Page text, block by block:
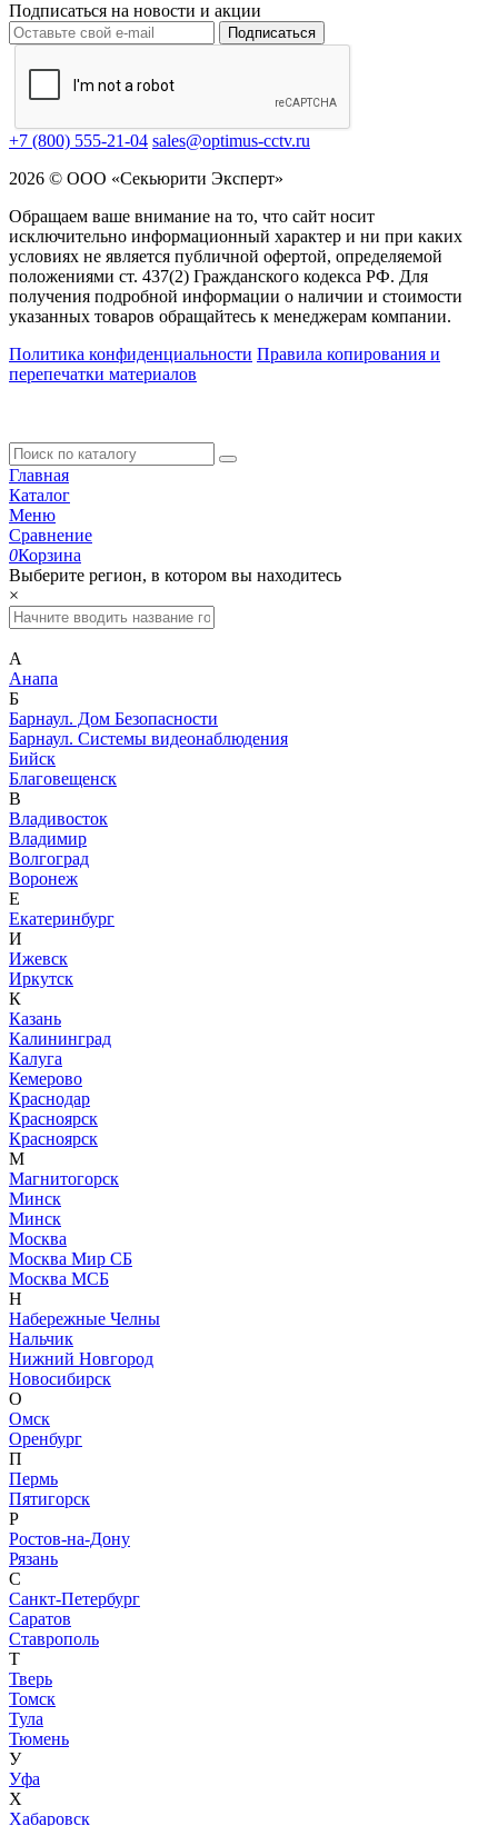
Подписаться на новости и акции
Подписаться
+7 (800) 555-21-04 sales@optimus-cctv.ru
2026 © ООО «Секьюрити Эксперт»
Обращаем ваше внимание на то, что сайт носит
исключительно информационный характер и ни при каких
условиях не является публичной офертой, определяемой
положениями ст. 437(2) Гражданского кодекса РФ. Для
получения подробной информации о наличии и стоимости
указанных товаров обращайтесь к менеджерам компании.
Политика конфиденциальности Правила копирования и
перепечатки материалов
Главная
Каталог
Меню
Сравнение
0Корзина
Выберите регион, в котором вы находитесь
×
А
Анапа
Б
Барнаул. Дом Безопасности
Барнаул. Системы видеонаблюдения
Бийск
Благовещенск
В
Владивосток
Владимир
Волгоград
Воронеж
Е
Екатеринбург
И
Ижевск
Иркутск
К
Казань
Калининград
Калуга
Кемерово
Краснодар
Красноярск
Красноярск
М
Магнитогорск
Минск
Минск
Москва
Москва Мир СБ
Москва МСБ
Н
Набережные Челны
Нальчик
Нижний Новгород
Новосибирск
О
Омск
Оренбург
П
Пермь
Пятигорск
Р
Ростов-на-Дону
Рязань
С
Санкт-Петербург
Саратов
Ставрополь
Т
Тверь
Томск
Тула
Тюмень
У
Уфа
Х
Хабаровск